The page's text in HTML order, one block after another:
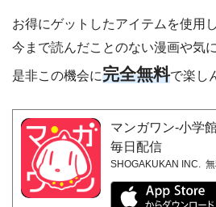
お得にゲットしたアイテムを使用
今まで読んだことのない漫画や気
是非この機会に完全無料で楽し
マンガワン-小学
毎日配信
SHOGAKUKAN INC.